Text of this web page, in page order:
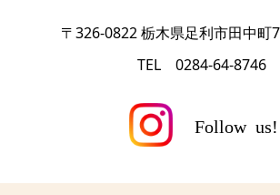
〒326-0822 栃木県足利市田中町
TEL 0284-64-8746